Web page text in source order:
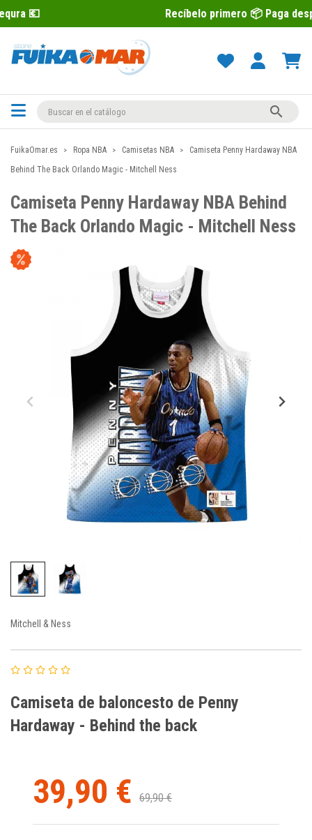
Recíbelo primero 📦 Paga después con

FuikaOmar.es Ropa NBA Camisetas NBA
Camiseta Penny Hardaway NBA
Behind The Back Orlando Magic - Mitchell Ness
Camiseta Penny Hardaway NBA Behind
The Back Orlando Magic - Mitchell Ness
Mitchell & Ness
Camiseta de baloncesto de Penny
Hardaway - Behind the back
39,90 € 69,90 €